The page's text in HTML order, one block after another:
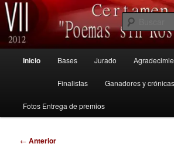
Ir
contenido
principalVII Certamen
Canal Literatura
Inicio Bases Jurado
Finalistas Ganadores y crónicas
Fotos Entrega de premios
Navegación
← Anterior